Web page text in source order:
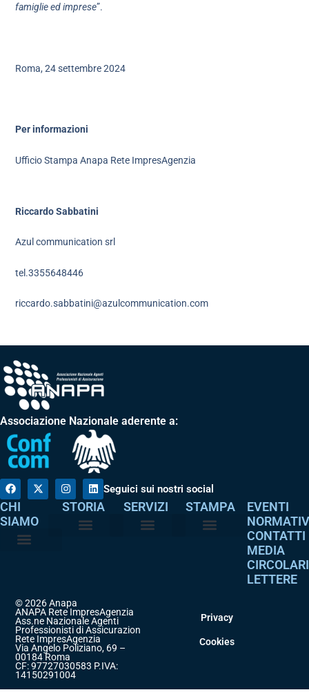
famiglie ed imprese”.
Roma, 24 settembre 2024
Per informazioni
Ufficio Stampa Anapa Rete ImpresAgenzia
Riccardo Sabbatini
Azul communication srl
tel.3355648446
riccardo.sabbatini@azulcommunication.com
Associazione Nazionale aderente a:
Seguici sui nostri social
CHI
SIAMO
STORIA SERVIZI STAMPA
EVENTI
CONTATTI
MEDIA
CIRCOLARI
LETTERE
© 2026 Anapa
ANAPA Rete ImpresAgenzia
Ass.ne Nazionale Agenti
Professionisti di Assicurazione
Rete ImpresAgenzia
Via Angelo Poliziano, 69 –
00184 Roma
CF: 97727030583 P.IVA:
14150291004
Privacy
Cookies